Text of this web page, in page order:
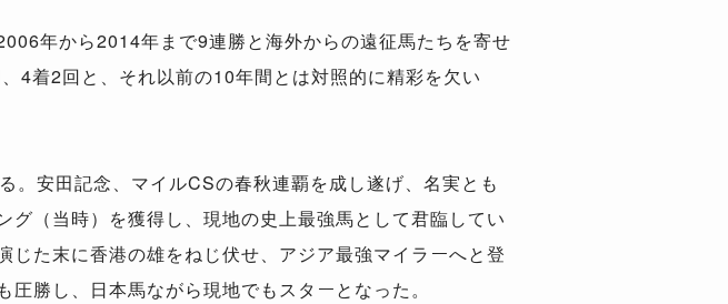
年から2014年まで9連勝と海外からの遠征馬たちを寄せ
4着2回と、それ以前の10年間とは対照的に精彩を欠い
。安田記念、マイルCSの春秋連覇を成し遂げ、名実とも
（当時）を獲得し、現地の史上最強馬として君臨してい
た末に香港の雄をねじ伏せ、アジア最強マイラーへと登
勝し、日本馬ながら現地でもスターとなった。